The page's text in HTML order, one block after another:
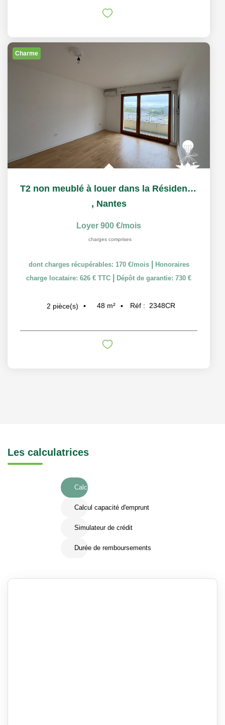
Charme
T2 non meublé à louer dans la Résidence Services Séniors...
, Nantes
Loyer 900 €/mois
charges comprises
dont charges récupérables: 170 €/mois
Honoraires
charge locataire: 626 € TTC
Dépôt de garantie: 730 €
2 pièce(s) 48 m² Réf : 2348CR
Les calculatrices
Calcul Frais de notaire
Calcul capacité d'emprunt
Simulateur de crédit
Durée de remboursements